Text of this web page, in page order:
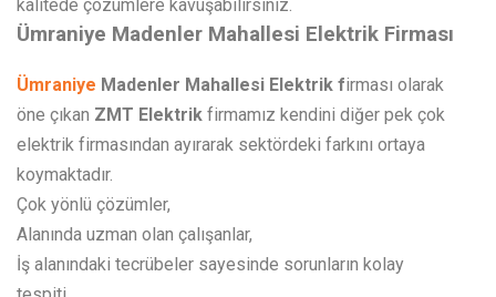
kalitede çözümlere kavuşabilirsiniz.
Ümraniye Madenler Mahallesi Elektrik Firması
Ümraniye Madenler Mahallesi Elektrik firması olarak
öne çıkan ZMT Elektrik firmamız kendini diğer pek çok
elektrik firmasından ayırarak sektördeki farkını ortaya
koymaktadır.
Çok yönlü çözümler,
Alanında uzman olan çalışanlar,
İş alanındaki tecrübeler sayesinde sorunların kolay